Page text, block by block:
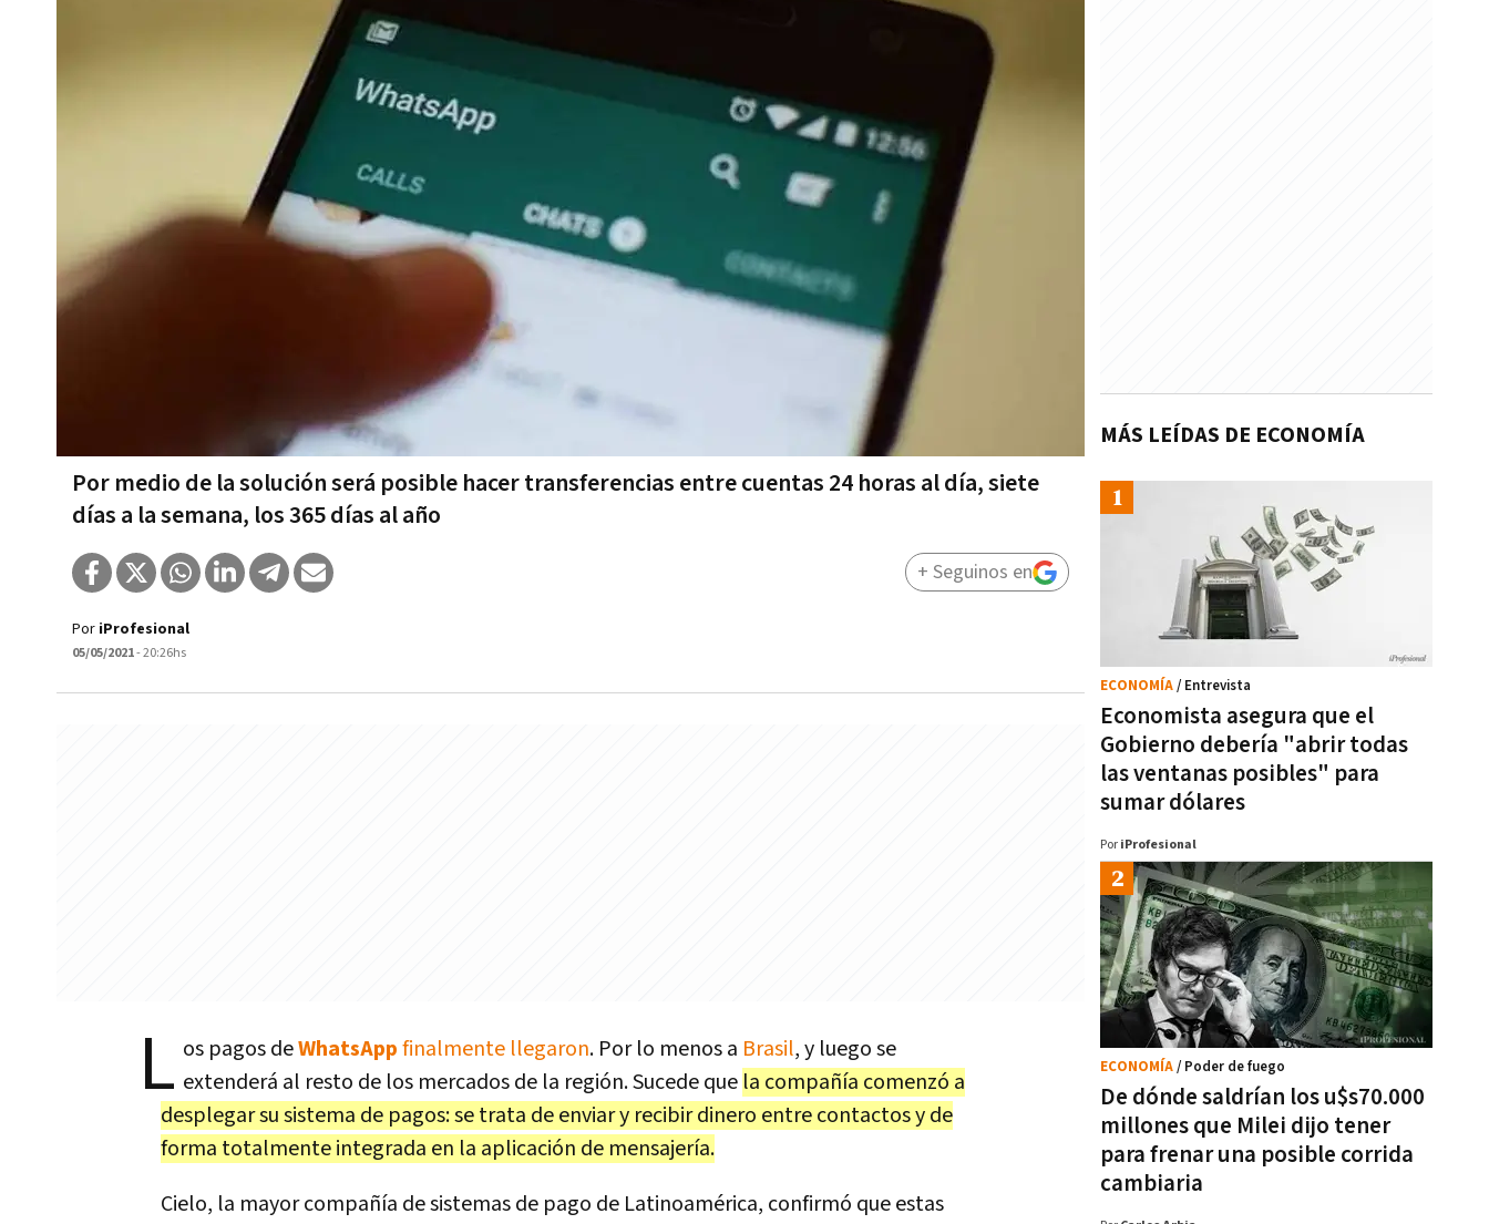
Por medio de la solución será posible hacer transferencias entre cuentas 24 horas al día, siete
días a la semana, los 365 días al año
Por iProfesional
05/05/2021- 20:26hs
+ Seguinos en
L os pagos deWhatsAppfinalmente llegaron. Por lo menos a Brasil, y luego se
extenderá al resto de los mercados de la región. Sucede que la compañía comenzó a
desplegar su sistema de pagos: se trata de enviar y recibir dinero entre contactos y de
forma totalmente integrada en la aplicación de mensajería.
Cielo, la mayor compañía de sistemas de pago de Latinoamérica, confirmó que estas
MÁS LEÍDAS DE ECONOMÍA
Economista asegura que el
Gobierno debería "abrir todas
las ventanas posibles" para
sumar dólares
ECONOMÍA/ Entrevista
Por iProfesional
De dónde saldrían los u$s70.000
millones que Milei dijo tener
para frenar una posible corrida
cambiaria
ECONOMÍA/ Poder de fuego